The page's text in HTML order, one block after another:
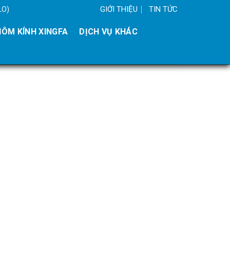
GIỚI THIỆU TIN TỨC
KÍNH XINGFA
DỊCH VỤ KHÁC